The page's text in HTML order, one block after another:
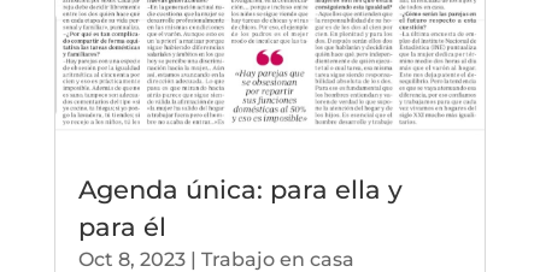
Agenda única: para ella y
para él
Oct 8, 2023| Trabajo en casa